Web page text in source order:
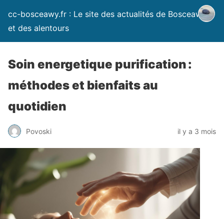
cc-bosceawy.fr : Le site des actualités de Bosceawy
et des alentours
Soin energetique purification :
méthodes et bienfaits au
quotidien
Povoski il y a 3 mois